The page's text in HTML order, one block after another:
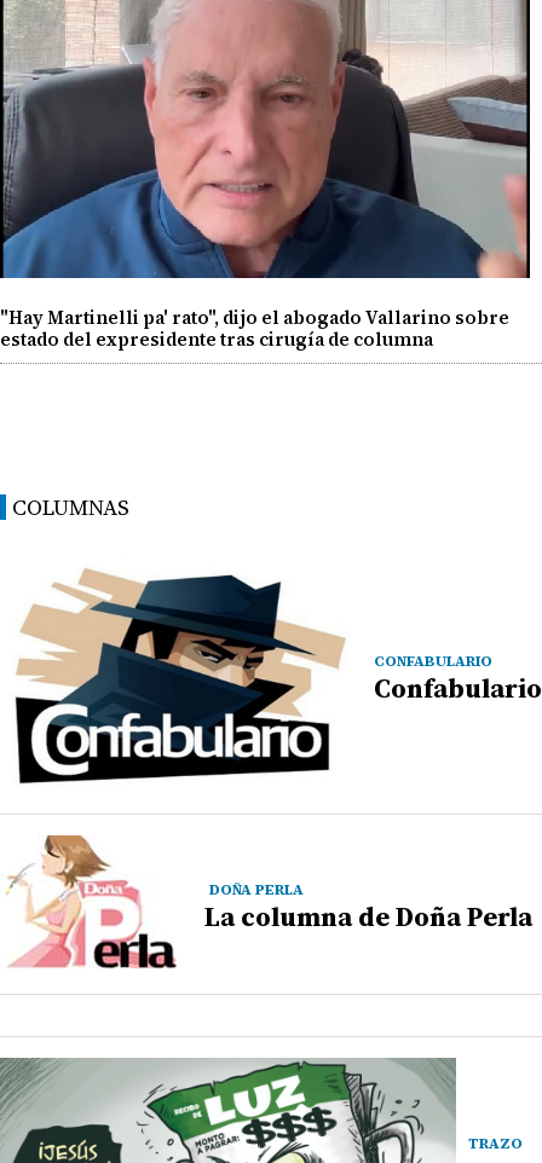
"Hay Martinelli pa' rato", dijo el abogado Vallarino sobre
estado del expresidente tras cirugía de columna
COLUMNAS
CONFABULARIO
Confabulario
DOÑA PERLA
La columna de Doña Perla
TRAZO